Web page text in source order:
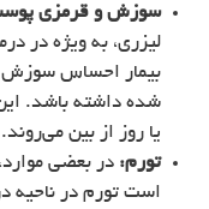
سوزش و قرمزی
لیزری، به ویژه در
بیمار احساس سوزش
شده داشته باشد.
یا روز از بین می‌روند.
تورم: در بعضی
است تورم در ناحیه